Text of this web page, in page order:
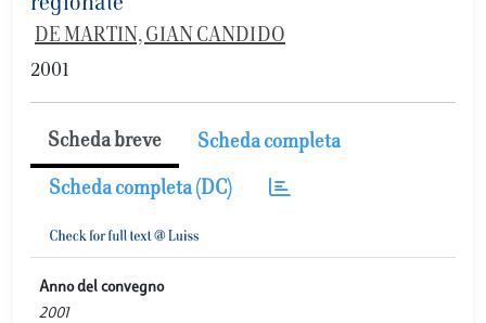
DE MARTIN, GIAN CANDIDO
2001
Scheda breve Scheda completa
Scheda completa (DC)
Anno del convegno
2001